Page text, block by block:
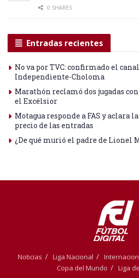
0 SHARES
Entradas recientes
No va por TVC: confirmado el
Independiente-Choloma
Marathón reclamó dos jugadas
el Excélsior
Motagua responde a FAS y aclara
precio de las entradas
¿De qué murió el padre de Lionel
Noticias Liga Nacional
Copa del Mundo
Liga